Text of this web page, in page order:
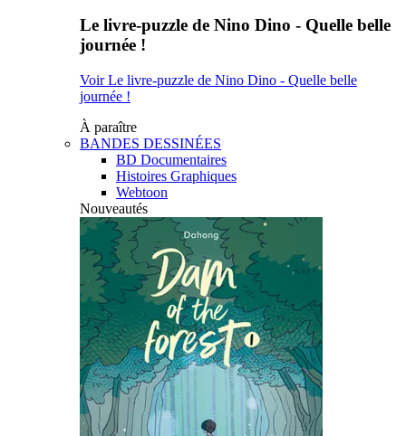
Le livre-puzzle de Nino Dino - Quelle belle
journée !
Voir Le livre-puzzle de Nino Dino - Quelle belle
journée !
À paraître
BANDES DESSINÉES
BD Documentaires
Histoires Graphiques
Webtoon
Nouveautés